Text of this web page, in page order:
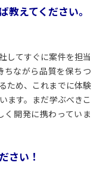
教えてください。
してすぐに案件を担当
ちながら品質を保ちつ
ため、これまでに体験
ます。まだ学ぶべきこ
く開発に携わっていま
さい！